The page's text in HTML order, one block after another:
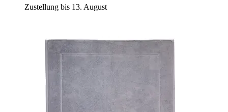
Zustellung bis 13. August